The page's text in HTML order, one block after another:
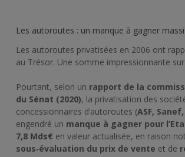
Les autoroutes : un manque à gagner
Les autoroutes privatisées en 2006 ont
au Trésor. Une somme impressionnante
Pourtant, selon un rapport de la
du Sénat (2020), la privatisation des
concessionnaires d’autoroutes (ASF, Sanef,
engendré un manque à gagner pour l’E
7,8 Mds€ en valeur actualisée, en raison
sous‑évaluation du prix de vente et de